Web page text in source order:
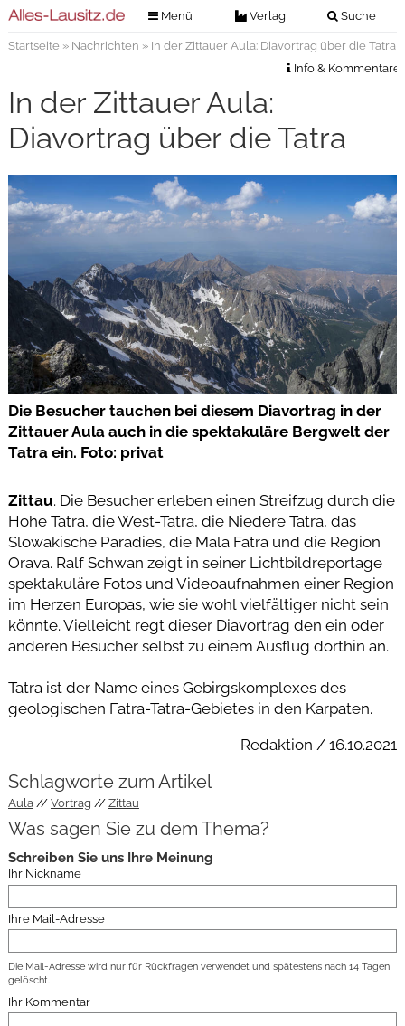
Menü Verlag Suche
Verlag
Kontakt
Impressum
Nachrichten
Veranstaltungstickets
Anzeigenannahme
Anzeigensuche
Digitale Ausgaben
Startseite» Nachrichten » In der Zittauer Aula: Diavortrag über die Tatra
Info & Kommentare
In der Zittauer Aula:
Diavortrag über die Tatra
Die Besucher tauchen bei diesem Diavortrag in der
Zittauer Aula auch in die spektakuläre Bergwelt der
Tatra ein. Foto: privat
Zittau. Die Besucher erleben einen Streifzug durch die
Hohe Tatra, die West-Tatra, die Niedere Tatra, das
Slowakische Paradies, die Mala Fatra und die Region
Orava. Ralf Schwan zeigt in seiner Lichtbildreportage
spektakuläre Fotos und Videoaufnahmen einer Region
im Herzen Europas, wie sie wohl vielfältiger nicht sein
könnte. Vielleicht regt dieser Diavortrag den ein oder
anderen Besucher selbst zu einem Ausflug dorthin an.
Tatra ist der Name eines Gebirgskomplexes des
geologischen Fatra-Tatra-Gebietes in den Karpaten.
Redaktion / 16.10.2021
Schlagworte zum Artikel
Aula Vortrag Zittau
Was sagen Sie zu dem Thema?
Schreiben Sie uns Ihre Meinung
Ihr Nickname
Ihre Mail-Adresse
Die Mail-Adresse wird nur für Rückfragen verwendet und spätestens nach 14 Tagen
gelöscht.
Ihr Kommentar